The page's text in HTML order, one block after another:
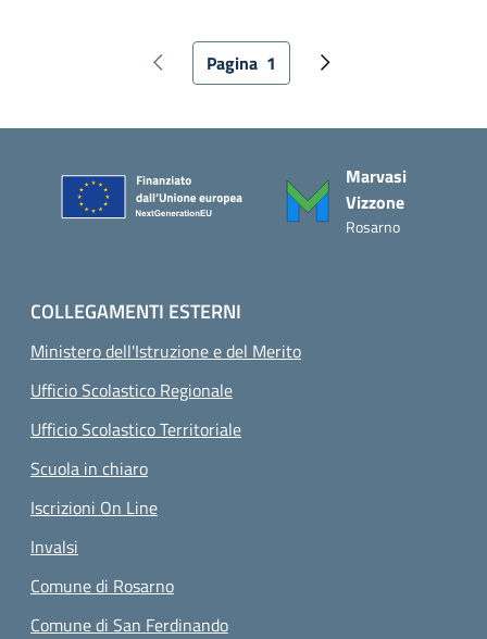
Paginazione
Pagina precedente
Pagina attuale
Pagina 1 Pagina successiva
Marvasi
Vizzone
Rosarno
COLLEGAMENTI ESTERNI
Ministero dell'Istruzione e del Merito
Ufficio Scolastico Regionale
Ufficio Scolastico Territoriale
Scuola in chiaro
Iscrizioni On Line
Invalsi
Comune di Rosarno
Comune di San Ferdinando